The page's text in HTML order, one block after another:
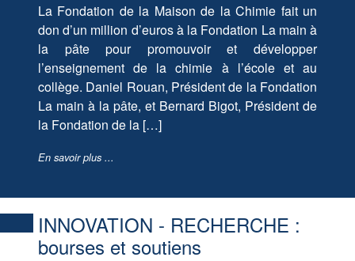
La Fondation de la Maison de la Chimie fait un
don d’un million d’euros à la Fondation La main à
la pâte pour promouvoir et développer
l’enseignement de la chimie à l’école et au
collège. Daniel Rouan, Président de la Fondation
La main à la pâte, et Bernard Bigot, Président de
la Fondation de la […]
En savoir plus ...
INNOVATION - RECHERCHE :
bourses et soutiens